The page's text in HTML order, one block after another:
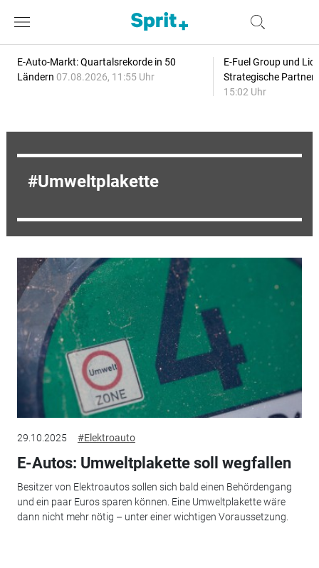
E-Auto-Markt: Quartalsrekorde in 50
Ländern 07.08.2026, 11:55 Uhr
E-Fuel Group und
Strategische
15:02 Uhr
Umweltplakette
29.10.2025 #Elektroauto
E-Autos: Umweltplakette soll wegfallen
Besitzer von Elektroautos sollen sich bald einen Behördengang
und ein paar Euros sparen können. Eine Umweltplakette wäre
dann nicht mehr nötig – unter einer wichtigen Voraussetzung.